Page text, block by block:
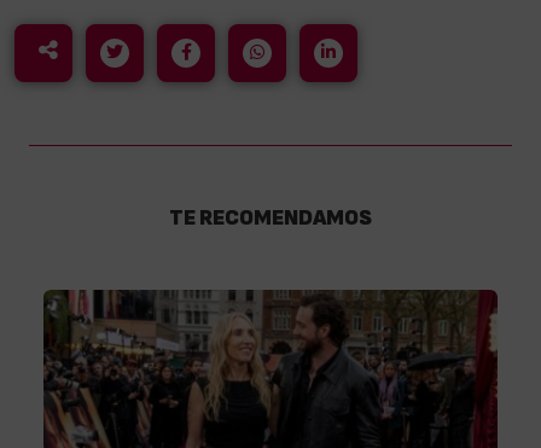
TE RECOMENDAMOS